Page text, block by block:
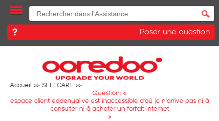
Poser une question
Accueil
SELFCARE
Question: «
espace client eddenyalive est inaccessible d'où je n'arrive pas ni à
consulter ni à acheter un forfait internet
»